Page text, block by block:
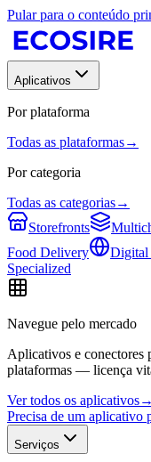
Pular para o conteúdo
Aplicativos
Por plataforma
Todas as plataformas→
Por categoria
Todas as categorias→
Storefronts
Food Delivery
Digital
Specialized
Navegue pelo mercado
Aplicativos e conectores
plataformas — licença
Ver todos os aplicativos→
Precisa de um aplicativo
Serviços